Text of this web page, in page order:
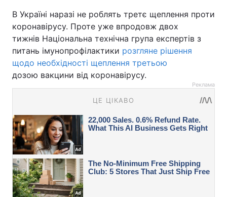
В Україні наразі не роблять третє щеплення проти
коронавірусу. Проте уже впродовж двох
тижнів Національна технічна група експертів з
питань імунопрофілактики розгляне рішення
щодо необхідності щеплення третьою
дозою вакцини від коронавірусу.
Реклама